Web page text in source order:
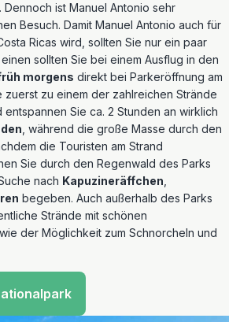
ist Manuel Antonio sehr
Besuch. Damit Manuel Antonio auch für
Ricas wird, sollten Sie nur ein paar
sollten Sie bei einem Ausflug in den
morgens direkt bei Parkeröffnung am
zuerst zu einem der zahlreichen Strände
Sie ca. 2 Stunden an wirklich
, während die große Masse durch den
die Touristen am Strand
Sie durch den Regenwald des Parks
nach Kapuzineräffchen
begeben. Auch außerhalb des Parks
Strände mit schönen
der Möglichkeit zum Schnorcheln und